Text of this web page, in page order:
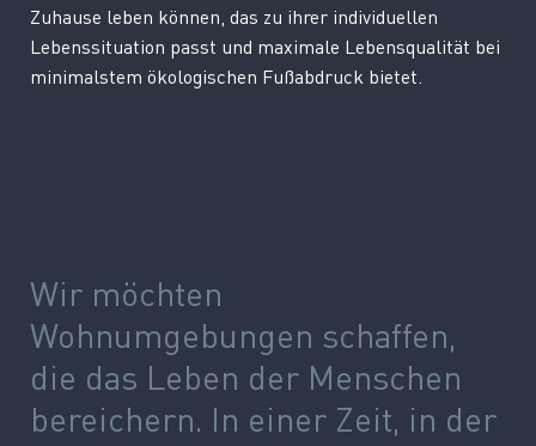
Wir möchten
Wohnumgebungen schaffen,
die das Leben der Menschen
bereichern. In einer Zeit, in der
Zuhause leben können, das zu ihrer individuellen
Lebenssituation passt und maximale Lebensqualität bei
minimalstem ökologischen Fußabdruck bietet.